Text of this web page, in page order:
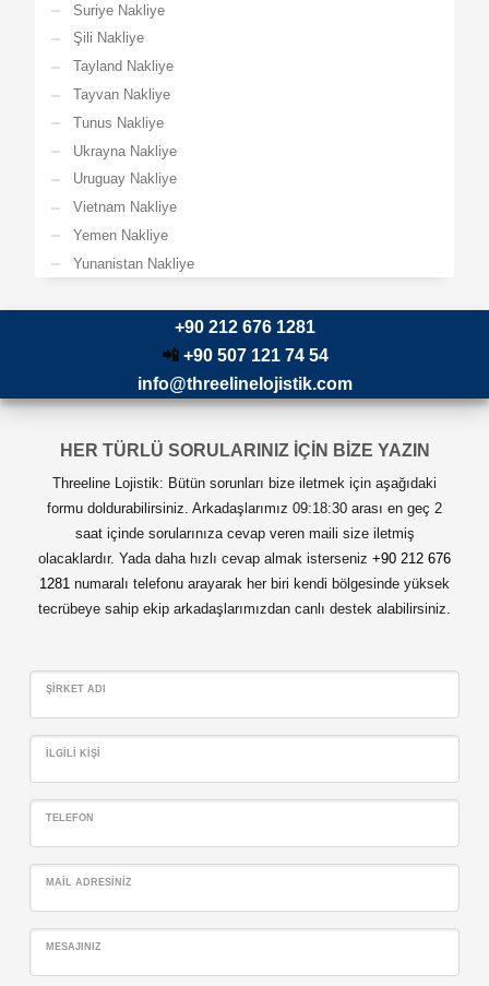
Suriye Nakliye
Şili Nakliye
Tayland Nakliye
Tayvan Nakliye
Tunus Nakliye
Ukrayna Nakliye
Uruguay Nakliye
Vietnam Nakliye
Yemen Nakliye
Yunanistan Nakliye
+90 212 676 1281
📲 +90 507 121 74 54
info@threelinelojistik.com
HER TÜRLÜ SORULARINIZ İÇİN BİZE YAZIN
Threeline Lojistik: Bütün sorunları bize iletmek için aşağıdaki
formu doldurabilirsiniz. Arkadaşlarımız 09:18:30 arası en geç 2
saat içinde sorularınıza cevap veren maili size iletmiş
olacaklardır. Yada daha hızlı cevap almak isterseniz +90 212 676
1281 numaralı telefonu arayarak her biri kendi bölgesinde yüksek
tecrübeye sahip ekip arkadaşlarımızdan canlı destek alabilirsiniz.
ŞIRKET ADI
İLGILI KIŞI
TELEFON
MAIL ADRESINIZ
MESAJINIZ